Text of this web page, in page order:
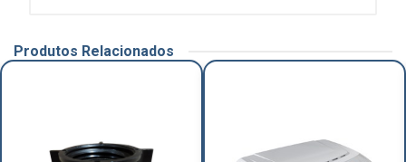
Produtos Relacionados